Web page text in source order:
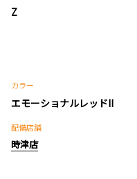
Z
カラー
エモーショナルレッドII
配備店舗
時津店